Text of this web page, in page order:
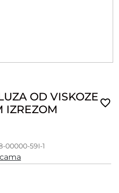
OD VISKOZE
IZREZOM
00000-59I-1